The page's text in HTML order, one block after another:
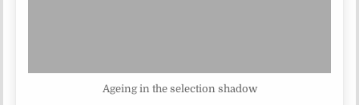
Ageing in the selection shadow